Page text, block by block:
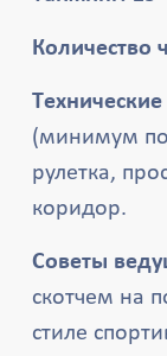
Количество
(минимум по
рулетка,
коридор.
Советы
скотчем на
стиле